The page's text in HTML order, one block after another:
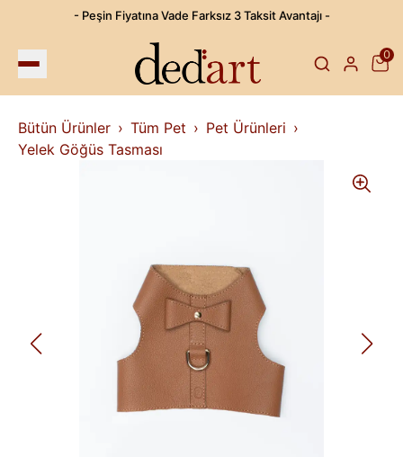
- Peşin Fiyatına Vade Farksız 3 Taksit Avantajı -
0
Bütün Ürünler Tüm Pet
Pet Ürünleri
Yelek Göğüs Tasması